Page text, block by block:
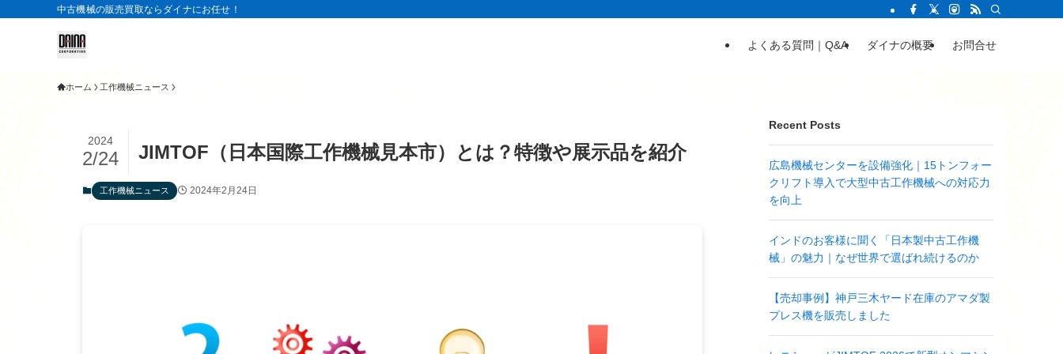
中古機械の販売買取ならダイナにお任せ！
よくある質問｜Q&A ダイナの概要 お問合せ
ホーム 工作機械ニュース
JIMTOF（日本国際工作機械見本市）とは？特徴や展示品を紹介
2024
2/24
工作機械ニュース 2024年2月24日
Recent Posts
広島機械センターを設備強化｜15トンフォー
クリフト導入で大型中古工作機械への対応力
を向上
インドのお客様に聞く「日本製中古工作機
械」の魅力｜なぜ世界で選ばれ続けるのか
【売却事例】神戸三木ヤード在庫のアマダ製
プレス機を販売しました